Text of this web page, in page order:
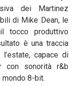
dei Martinez
di Mike Dean, le
tocco produttivo
è una traccia
capace di
con sonorità r&b
8-bit.